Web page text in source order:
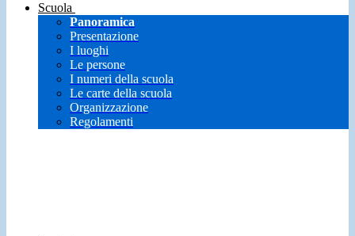
Scuola
Panoramica
Presentazione
I luoghi
Le persone
I numeri della scuola
Le carte della scuola
Organizzazione
Regolamenti